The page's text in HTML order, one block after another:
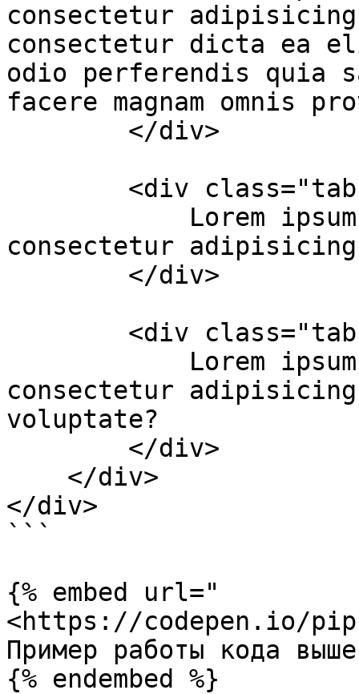
consectetur
consectetur dicta ea
odio perferendis quia
facere magnam omnis
consectetur
consectetur
voluptate?
</div>
```
{% embed url="
<https://codepen.io/
Пример работы кода выше
{% endembed %}